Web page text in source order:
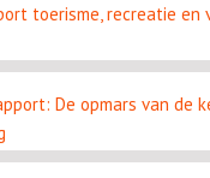
toerisme, recreatie en
De opmars van de